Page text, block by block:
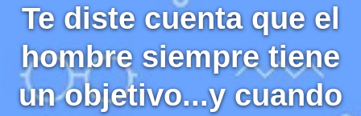
Te diste cuenta que el
hombre siempre tiene
un objetivo...y cuando